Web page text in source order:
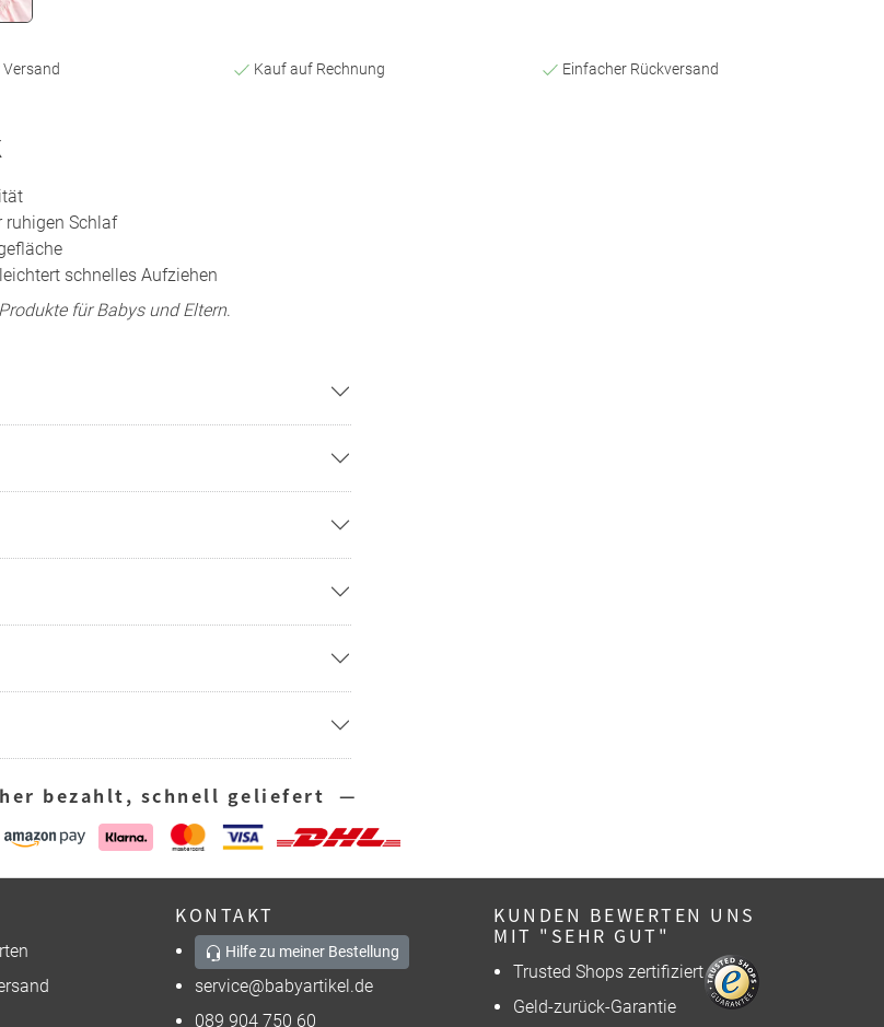
Kauf auf Rechnung Einfacher Rückversand
Schlaf
schnelles Aufziehen
für Babys und Eltern.
bezahlt, schnell geliefert —
KONTAKT
Hilfe zu meiner Bestellung
service@babyartikel.de
089 904 750 60
KUNDEN BEWERTEN UNS
MIT "SEHR GUT"
Trusted Shops zertifiziert
Geld-zurück-Garantie